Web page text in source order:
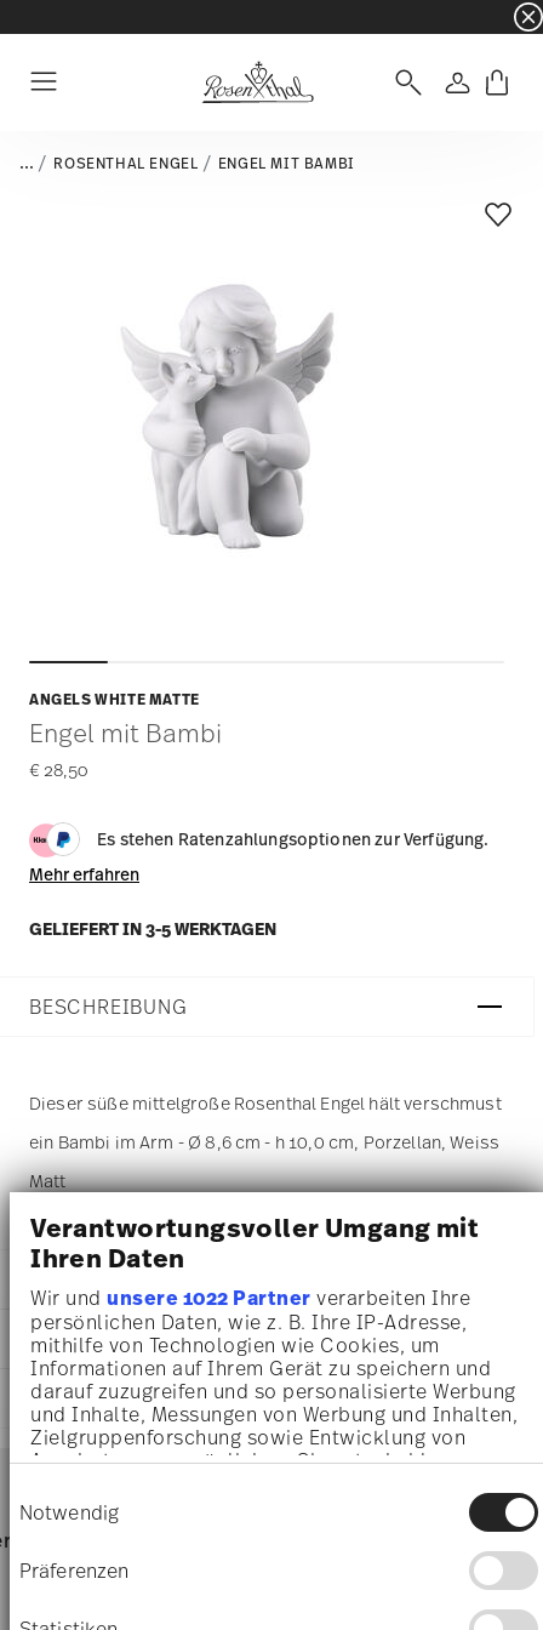
Verantwortungsvoller Umgang mit
Ihren Daten
Wir undunsere 1022 Partner verarbeiten Ihre
persönlichen Daten, wie z. B. Ihre IP-Adresse,
mithilfe von Technologien wie Cookies, um
Informationen auf Ihrem Gerät zu speichern und
darauf zuzugreifen und so personalisierte Werbung
und Inhalte, Messungen von Werbung und Inhalten,
Zielgruppenforschung sowie Entwicklung von
Angeboten zu ermöglichen. Sie entscheiden
Sie können Ihre Einwilligung jederzeit über die
Cookie-Erklärung oder durch Klicken auf das
Privacy Trigger Symbol ändern oder widerrufen
Notwendig
Präferenzen
☀️ Summer SALE auf ausgewählte Artikel
... ROSENTHAL ENGEL ENGEL MIT BAMBI
ANGELS WHITE MATTE
Engel mit Bambi
€ 28,50
Es stehen Ratenzahlungsoptionen zur Verfügung.
Mehr erfahren
GELIEFERT IN 3-5 WERKTAGEN
Add
BESCHREIBUNG
Dieser süße mittelgroße Rosenthal Engel hält verschmust
ein Bambi im Arm - Ø 8,6 cm - h 10,0 cm, Porzellan, Weiss
Matt
Rosenthal
Angels
Weiss Matt
Porzellan
White Matte
69055-000102-90533
CN
MAßE
8,60 cm
8,60 cm
8,60 cm
10,00 cm
LIEFERUNG UND RÜCKSENDUNG
Versandkostenfrei ab 69,90 €:
Ab einem Warenkorbwert
Footer
Services